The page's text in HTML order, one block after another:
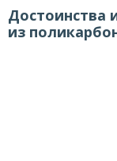
Достоинства
из